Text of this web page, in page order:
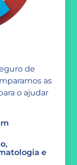
de
as
o ajudar
e